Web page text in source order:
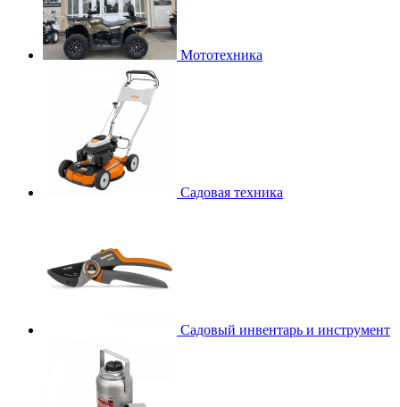
Мототехника
Садовая техника
Садовый инвентарь и инструмент